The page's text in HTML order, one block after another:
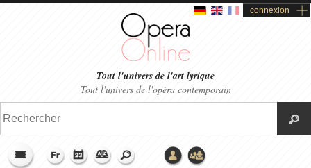
connexion
Tout l'univers de l'art lyrique
Tout l'univers de l'opéra contemporain